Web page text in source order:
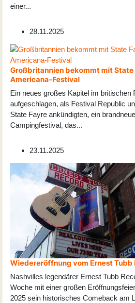
einer...
28.11.2025
Großbritannien bekommt mit State
Americana-Festival
Ein neues großes Kapitel im britischen
aufgeschlagen, als Festival Republic
State Fayre ankündigten, ein
Campingfestival, das...
23.11.2025
Wiedereröffnung vom Ernest Tubb
Nashvilles legendärer Ernest Tubb
Woche mit einer großen
2025 sein historisches Comeback am